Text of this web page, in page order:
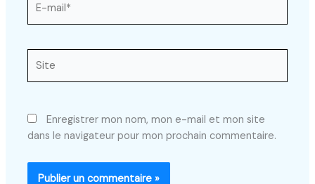
mail*
Enregistrer mon nom, mon e-mail et mon site
dans le navigateur pour mon prochain commentaire.